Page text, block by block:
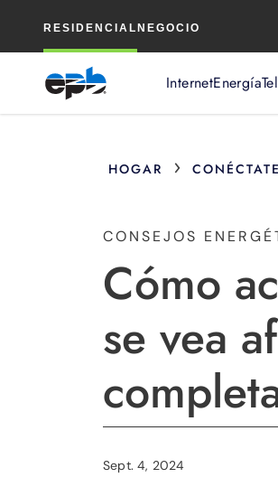
RESIDENCIAL NEGOCIO
InternetEnergía
principal
HOGAR › CONÉCTATE
CONSEJOS
Cómo
se vea
Sept. 4, 2024